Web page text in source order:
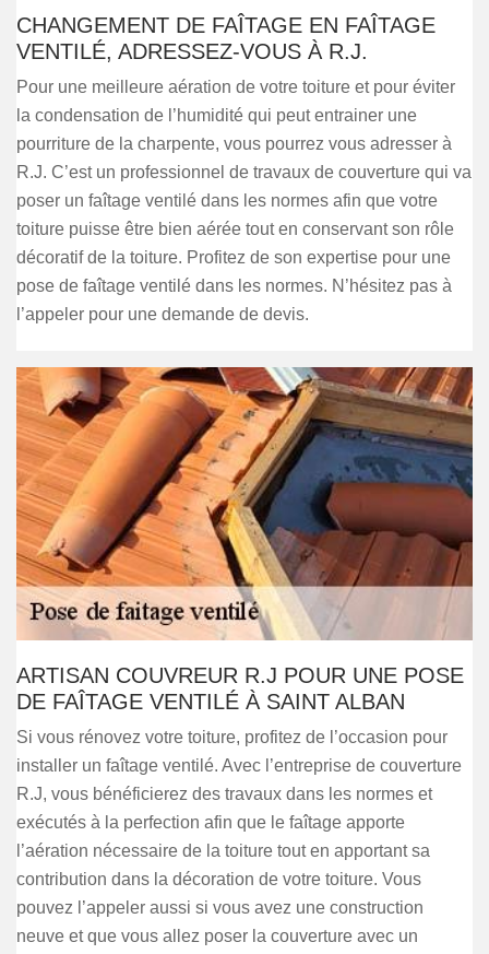
CHANGEMENT DE FAÎTAGE EN FAÎTAGE
VENTILÉ, ADRESSEZ-VOUS À R.J.
Pour une meilleure aération de votre toiture et pour éviter
la condensation de l’humidité qui peut entrainer une
pourriture de la charpente, vous pourrez vous adresser à
R.J. C’est un professionnel de travaux de couverture qui va
poser un faîtage ventilé dans les normes afin que votre
toiture puisse être bien aérée tout en conservant son rôle
décoratif de la toiture. Profitez de son expertise pour une
pose de faîtage ventilé dans les normes. N’hésitez pas à
l’appeler pour une demande de devis.
ARTISAN COUVREUR R.J POUR UNE POSE
DE FAÎTAGE VENTILÉ À SAINT ALBAN
Si vous rénovez votre toiture, profitez de l’occasion pour
installer un faîtage ventilé. Avec l’entreprise de couverture
R.J, vous bénéficierez des travaux dans les normes et
exécutés à la perfection afin que le faîtage apporte
l’aération nécessaire de la toiture tout en apportant sa
contribution dans la décoration de votre toiture. Vous
pouvez l’appeler aussi si vous avez une construction
neuve et que vous allez poser la couverture avec un